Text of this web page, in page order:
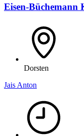
Eisen-Büchemann
Dorsten
Jais Anton